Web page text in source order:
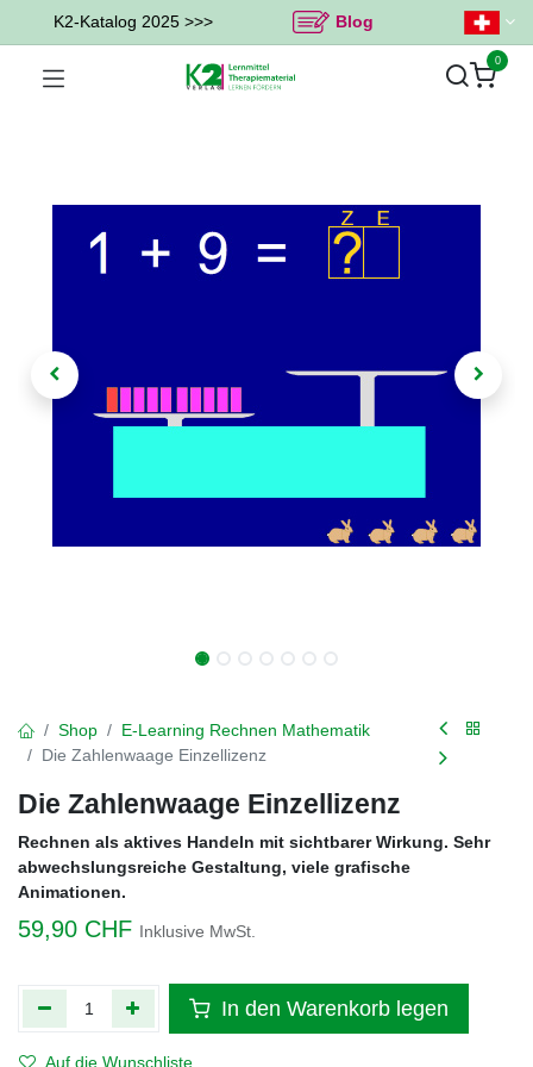
K2-Katalog 2025 >>> Blog
0
Shop
E-Learning Rechnen Mathematik
Die Zahlenwaage Einzellizenz
Die Zahlenwaage Einzellizenz
Rechnen als aktives Handeln mit sichtbarer Wirkung. Sehr
abwechslungsreiche Gestaltung, viele grafische
Animationen.
59,90 CHF Inklusive MwSt.
In den Warenkorb legen
Auf die Wunschliste